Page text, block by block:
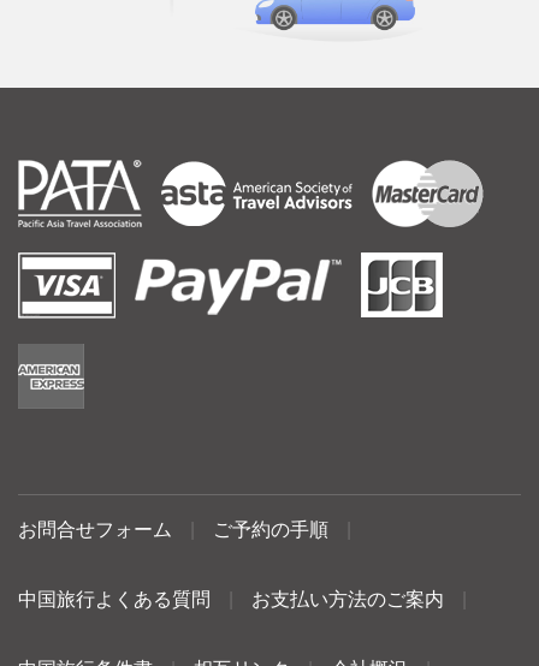
お問合せフォーム ご予約の手順
中国旅行よくある質問 お支払い方法のご案内